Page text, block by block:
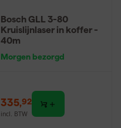
Bosch GLL 3-80
Kruislijnlaser in koffer -
40m
Morgen bezorgd
335,92
incl. BTW